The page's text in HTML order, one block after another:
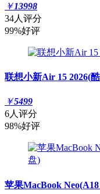
￥13998
34人评分
99%好评
联想小新Air 15 2026(
￥5499
6人评分
98%好评
苹果MacBook